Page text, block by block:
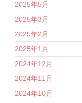
2025年5月
2025年3月
2025年2月
2025年1月
2024年12月
2024年11月
2024年10月